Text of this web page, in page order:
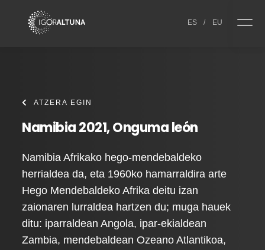
ES / EU
ATZERA EGIN
Namibia 2021, Onguma león
Namibia Afrikako hego-mendebaldeko
herrialdea da, eta 1960ko hamarraldira arte
Hego Mendebaldeko Afrika deitu izan
zaionaren lurraldea hartzen du; muga hauek
ditu: iparraldean Angola, ipar-ekialdean
Zambia, mendebaldean Ozeano Atlantikoa,